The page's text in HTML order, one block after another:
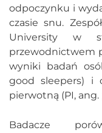
odpoczynku i
czasie snu.
University w
przewodnictwem
wyniki badań
good sleepers) i
pierwotną (PI,
Badacze